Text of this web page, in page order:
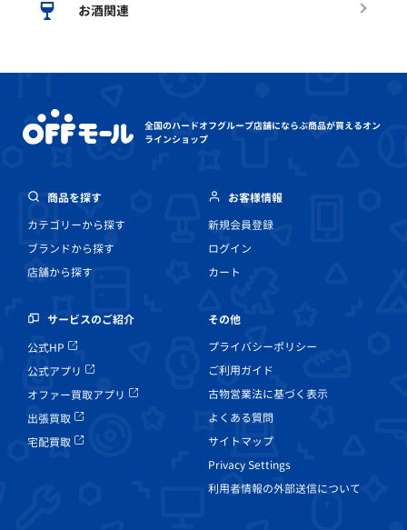
お酒関連
全国のハードオフグループ店舗にならぶ商品が買えるオン
ラインショップ
商品を探す
カテゴリーから探す
ブランドから探す
店舗から探す
お客様情報
新規会員登録
ログイン
カート
サービスのご紹介
公式HP
公式アプリ
オファー買取アプリ
出張買取
宅配買取
その他
プライバシーポリシー
ご利用ガイド
古物営業法に基づく表示
よくある質問
サイトマップ
Privacy Settings
利用者情報の外部送信について